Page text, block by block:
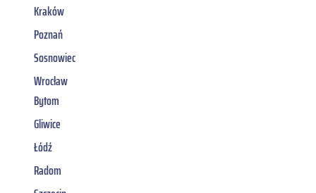
Kraków
Poznań
Sosnowiec
Wrocław
Bytom
Gliwice
Łódź
Radom